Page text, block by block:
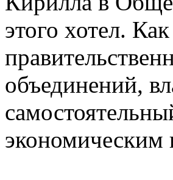
этого хотел.
объединений,
экономическим